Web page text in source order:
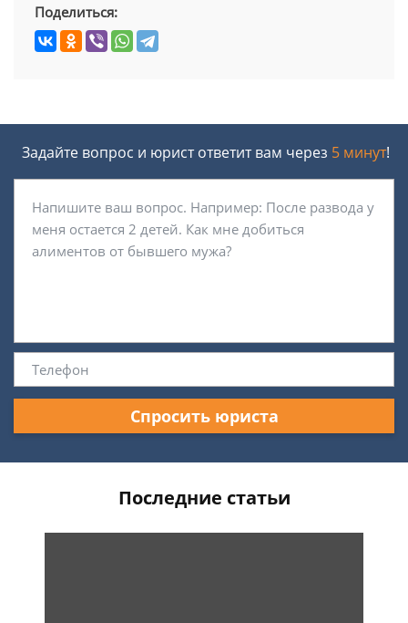
Поделиться:
Задайте вопрос и юрист ответит вам через 5 минут!
Спросить юриста
Последние статьи